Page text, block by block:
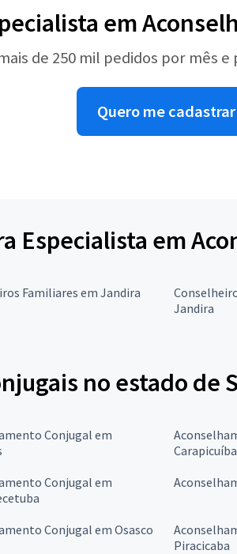
em
de 250 mil pedidos por mês
Quero me cadastrar
Especialista em
Familiares em Jandira
Jandira
no estado de
Conjugal em
Carapicuíba
Conjugal em
Conjugal em Osasco
Piracicaba